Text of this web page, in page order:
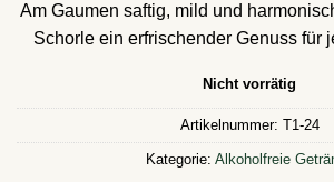
Am Gaumen saftig, mild und
Schorle ein erfrischender Genuss für
Nicht vorrätig
Artikelnummer: T1-24
Kategorie: Alkoholfreie